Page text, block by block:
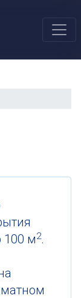
100 м2.